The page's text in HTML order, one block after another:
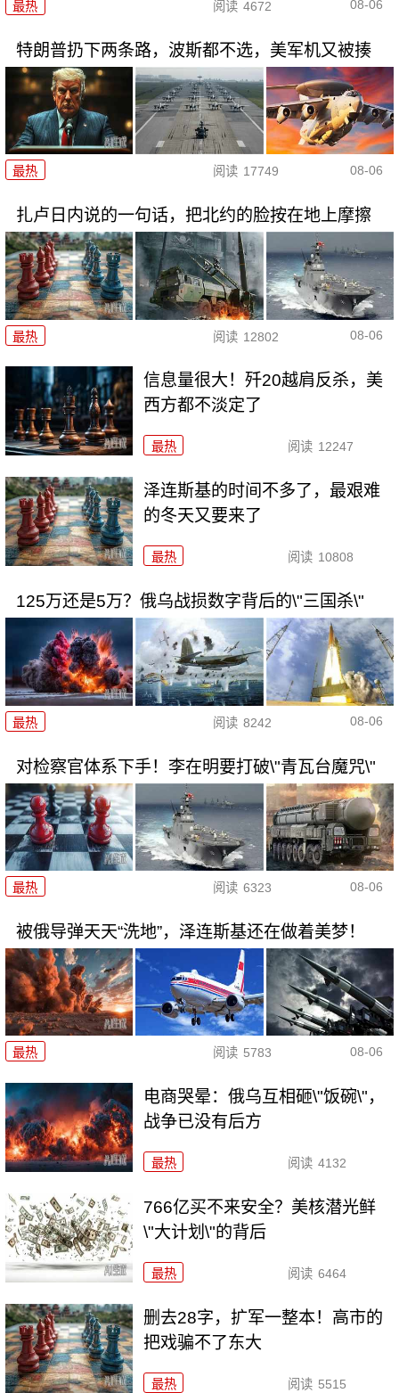
最热 阅读 4672 08-06
特朗普扔下两条路，波斯都不选，美军机又被揍
最热 阅读 17749 08-06
扎卢日内说的一句话，把北约的脸按在地上摩擦
最热 阅读 12802 08-06
信息量很大！歼20越肩反杀，美
西方都不淡定了
最热 阅读 12247
泽连斯基的时间不多了，最艰难
的冬天又要来了
最热 阅读 10808
125万还是5万？俄乌战损数字背后的\"三国杀\"
最热 阅读 8242 08-06
对检察官体系下手！李在明要打破\"青瓦台魔咒\"
最热 阅读 6323 08-06
被俄导弹天天“洗地”，泽连斯基还在做着美梦！
最热 阅读 5783 08-06
电商哭晕：俄乌互相砸\"饭碗\"，
战争已没有后方
最热 阅读 4132
766亿买不来安全？美核潜光鲜
\"大计划\"的背后
最热 阅读 6464
删去28字，扩军一整本！高市的
把戏骗不了东大
最热 阅读 5515